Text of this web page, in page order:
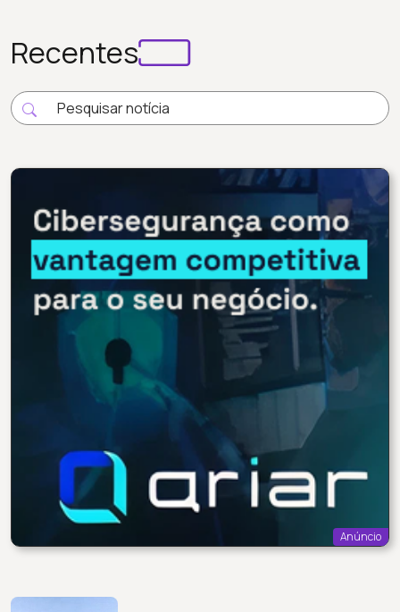
Recentes
Anúncio